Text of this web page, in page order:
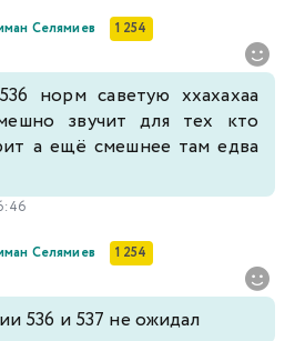
Селямиев 1 254
норм саветую ххахахаа
звучит для тех кто
а ещё смешнее там едва
Селямиев 1 254
536 и 537 не ожидал